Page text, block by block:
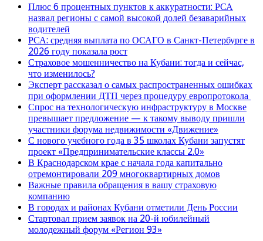
Плюс 6 процентных пунктов к аккуратности: РСА
назвал регионы с самой высокой долей безаварийных
водителей
РСА: средняя выплата по ОСАГО в Санкт-Петербурге в
2026 году показала рост
Страховое мошенничество на Кубани: тогда и сейчас,
что изменилось?
Эксперт рассказал о самых распространенных ошибках
при оформлении ДТП через процедуру европротокола
Спрос на технологическую инфраструктуру в Москве
превышает предложение — к такому выводу пришли
участники форума недвижимости «Движение»
С нового учебного года в 35 школах Кубани запустят
проект «Предпринимательские классы 2.0»
В Краснодарском крае с начала года капитально
отремонтировали 209 многоквартирных домов
Важные правила обращения в вашу страховую
компанию
В городах и районах Кубани отметили День России
Стартовал прием заявок на 20-й юбилейный
молодежный форум «Регион 93»